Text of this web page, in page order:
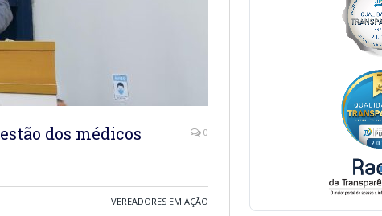
dos médicos
0
VEREADORES EM AÇÃO